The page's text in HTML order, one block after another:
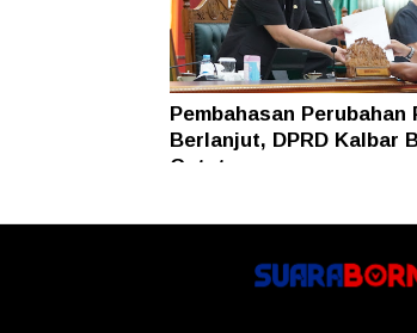
Api Meluas
Pembahasan Perubahan
Berlanjut, DPRD Kalbar
Catatan